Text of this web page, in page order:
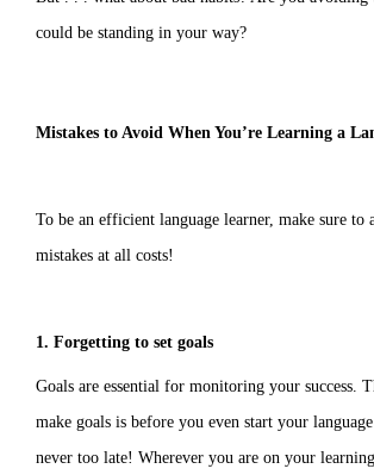
could be standing in your way?
Mistakes to Avoid When You’re Learning a
To be an efficient language learner, make sure to
mistakes at all costs!
1. Forgetting to set goals
Goals are essential for monitoring your success.
make goals is before you even start your
never too late! Wherever you are on your